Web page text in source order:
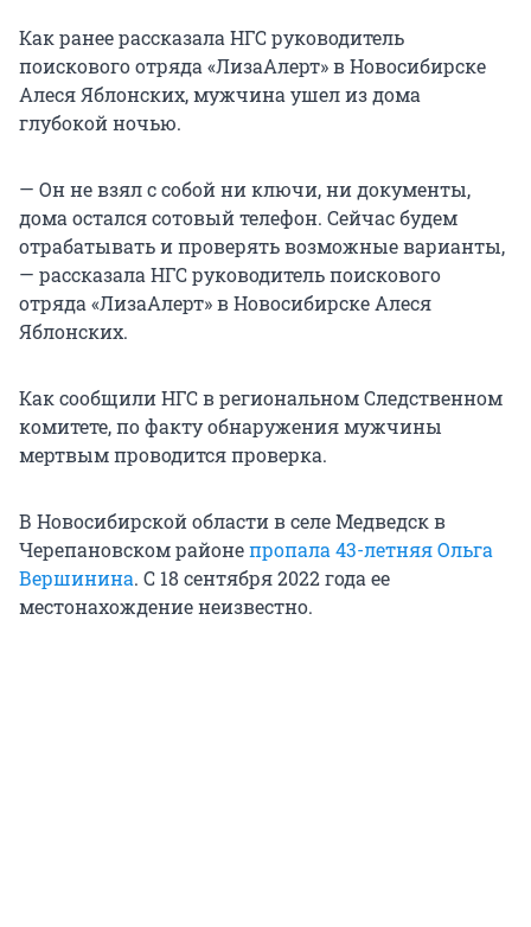
Как ранее рассказала НГС руководитель
поискового отряда «ЛизаАлерт» в Новосибирске
Алеся Яблонских, мужчина ушел из дома
глубокой ночью.
— Он не взял с собой ни ключи, ни документы,
дома остался сотовый телефон. Сейчас будем
отрабатывать и проверять возможные варианты,
— рассказала НГС руководитель поискового
отряда «ЛизаАлерт» в Новосибирске Алеся
Яблонских.
Как сообщили НГС в региональном Следственном
комитете, по факту обнаружения мужчины
мертвым проводится проверка.
В Новосибирской области в селе Медведск в
Черепановском районепропала 43-летняя Ольга
Вершинина. С 18 сентября 2022 года ее
местонахождение неизвестно.